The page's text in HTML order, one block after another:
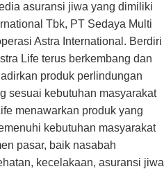
asuransi jiwa yang dimiliki
Tbk, PT Sedaya Multi
Astra International. Berdiri
Life terus berkembang dan
produk perlindungan
sesuai kebutuhan masyarakat
menawarkan produk yang
kebutuhan masyarakat
pasar, baik nasabah
kecelakaan, asuransi jiwa